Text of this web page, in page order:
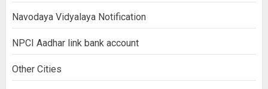
Navodaya Vidyalaya Notification
NPCI Aadhar link bank account
Other Cities